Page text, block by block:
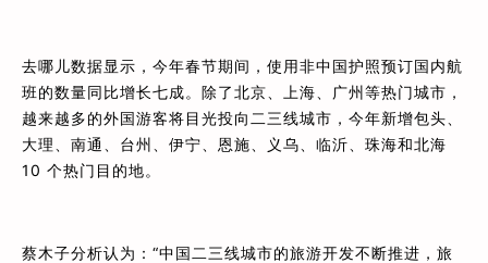
去哪儿数据显示，今年春节期间，使用非中国护照预订国内航
班的数量同比增长七成。除了北京、上海、广州等热门城市，
越来越多的外国游客将目光投向二三线城市，今年新增包头、
大理、南通、台州、伊宁、恩施、义乌、临沂、珠海和北海
10 个热门目的地。
蔡木子分析认为：“中国二三线城市的旅游开发不断推进，旅